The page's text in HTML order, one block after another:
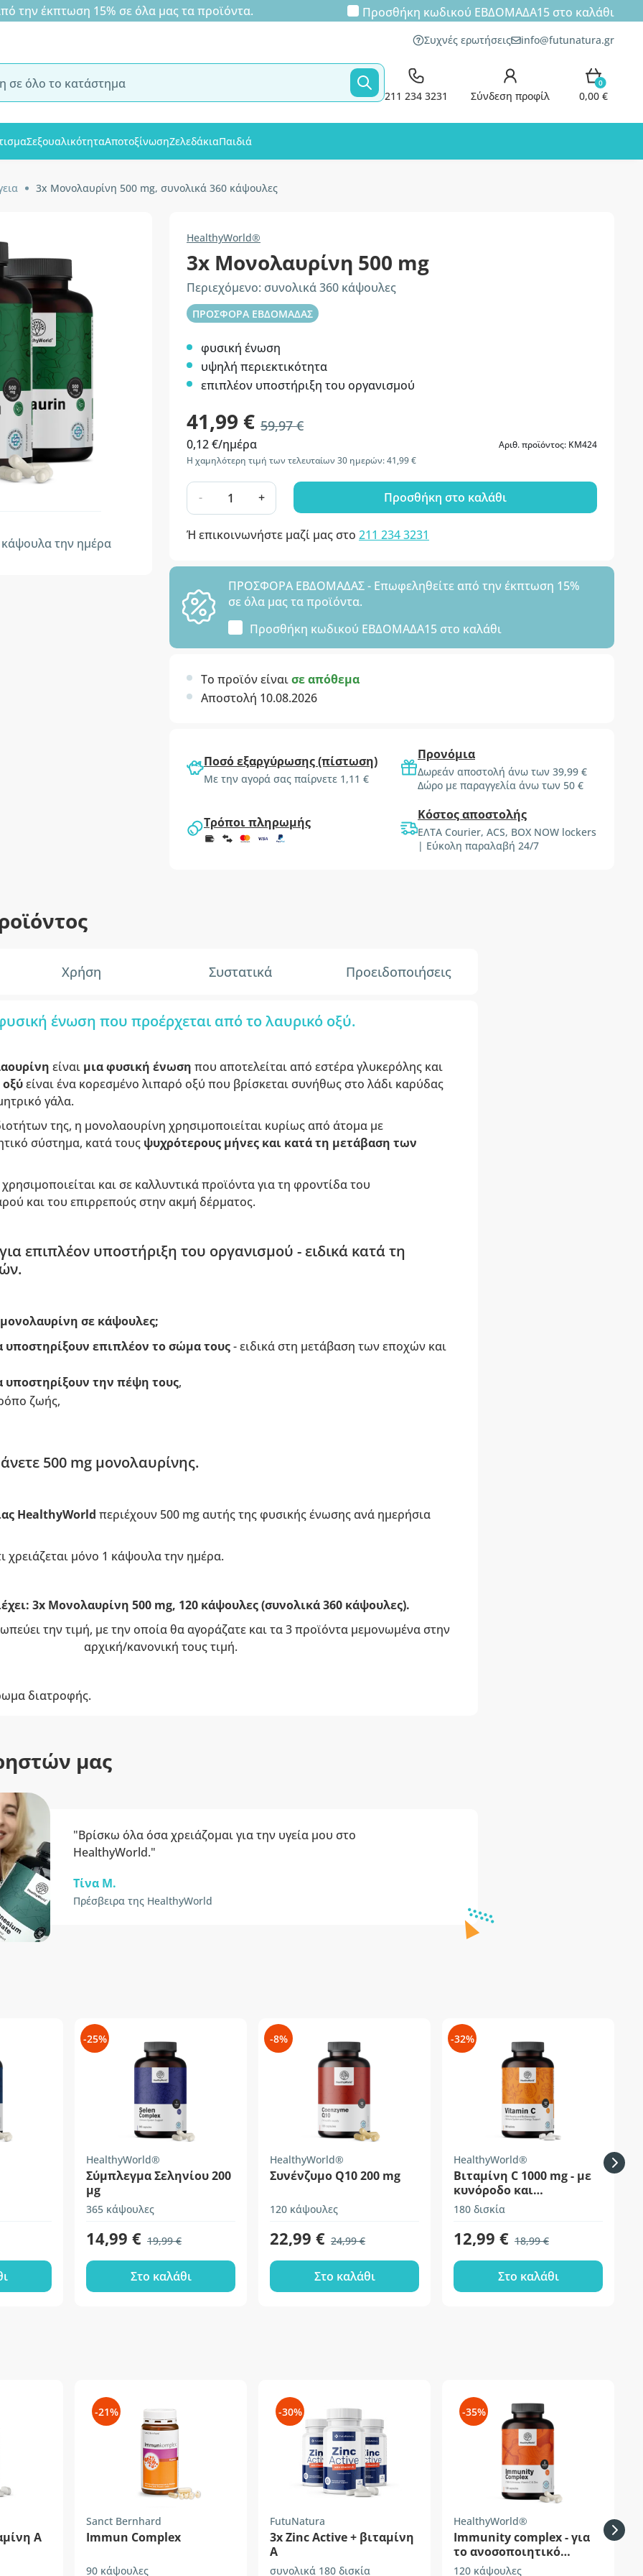
έκπτωση 15% σε όλα μας τα προϊόντα. Προσθήκη κωδικού ΕΒΔΟΜΑΔΑ15στο καλάθι
Συχνές ερωτήσεις info@futunatura.gr
211 234 3231 Σύνδεση προφίλ
0
0,00 €
ΣεξουαλικότηταΑποτοξίνωσηΖελεδάκιαΠαιδιά
3x Μονολαυρίνη 500 mg, συνολικά 360 κάψουλες
κάψουλα την ημέρα
HealthyWorld®
3x Μονολαυρίνη 500 mg
Περιεχόμενο: συνολικά 360 κάψουλες
ΠΡΟΣΦΟΡΑ ΕΒΔΟΜΑΔΑΣ
φυσική ένωση
υψηλή περιεκτικότητα
επιπλέον υποστήριξη του οργανισμού
41,99 € 59,97 €
0,12 €/ημέρα
Αριθ. προϊόντος: KM424
Η χαμηλότερη τιμή των τελευταίων 30 ημερών: 41,99 €
- + Προσθήκη στο καλάθι
Ή επικοινωνήστε μαζί μας στο 211 234 3231
ΠΡΟΣΦΟΡΑ ΕΒΔΟΜΑΔΑΣ - Επωφεληθείτε από την έκπτωση 15%
σε όλα μας τα προϊόντα.
Προσθήκη κωδικού ΕΒΔΟΜΑΔΑ15 στο καλάθι
Το προϊόν είναισε απόθεμα
Αποστολή 10.08.2026
Ποσό εξαργύρωσης (πίστωση)
Με την αγορά σας παίρνετε 1,11 €
Προνόμια
Δωρεάν αποστολή άνω των 39,99 €
Δώρο με παραγγελία άνω των 50 €
Τρόποι πληρωμής Κόστος αποστολής
ΕΛΤΑ Courier, ACS, BOX NOW lockers
| Εύκολη παραλαβή 24/7
Χρήση Συστατικά Προειδοποιήσεις
ένωση που προέρχεται από το λαυρικό οξύ.
είναι μια φυσική ένωση που αποτελείται από εστέρα γλυκερόλης και
είναι ένα κορεσμένο λιπαρό οξύ που βρίσκεται συνήθως στο λάδι καρύδας
γάλα.
της, η μονολαουρίνη χρησιμοποιείται κυρίως από άτομα με
σύστημα, κατά τους ψυχρότερους μήνες και κατά τη μετάβαση των
και σε καλλυντικά προϊόντα για τη φροντίδα του
και του επιρρεπούς στην ακμή δέρματος.
επιπλέον υποστήριξη του οργανισμού - ειδικά κατά τη
σε κάψουλες;
υποστηρίξουν επιπλέον το σώμα τους- ειδικά στη μετάβαση των εποχών και
υποστηρίξουν την πέψη τους,
ζωής,
500 mg μονολαυρίνης.
HealthyWorld περιέχουν 500 mg αυτής της φυσικής ένωσης ανά ημερήσια
χρειάζεται μόνο 1 κάψουλα την ημέρα.
3x Μονολαυρίνη 500 mg, 120 κάψουλες (συνολικά 360 κάψουλες).
την τιμή, με την οποία θα αγοράζατε και τα 3 προϊόντα μεμονωμένα στην
αρχική/κανονική τους τιμή.
διατροφής.
μας
"Βρίσκω όλα όσα χρειάζομαι για την υγεία μου στο
HealthyWorld."
Τίνα Μ.
Πρέσβειρα της HealthyWorld
-25%
HealthyWorld®
Σύμπλεγμα Σεληνίου 200
µg
365 κάψουλες
14,99 € 19,99 €
Στο καλάθι
-8%
HealthyWorld®
Συνένζυμο Q10 200 mg
120 κάψουλες
22,99 € 24,99 €
Στο καλάθι
-32%
HealthyWorld®
Βιταμίνη C 1000 mg - με
κυνόροδο και
βιοφλαβονοειδή
180 δισκία
12,99 € 18,99 €
Στο καλάθι
Α
-21%
Sanct Bernhard
Immun Complex
90 κάψουλες
-30%
FutuNatura
3x Zinc Active + βιταμίνη
Α
συνολικά 180 δισκία
-35%
HealthyWorld®
Immunity complex - για
το ανοσοποιητικό
σύστημα
120 κάψουλες